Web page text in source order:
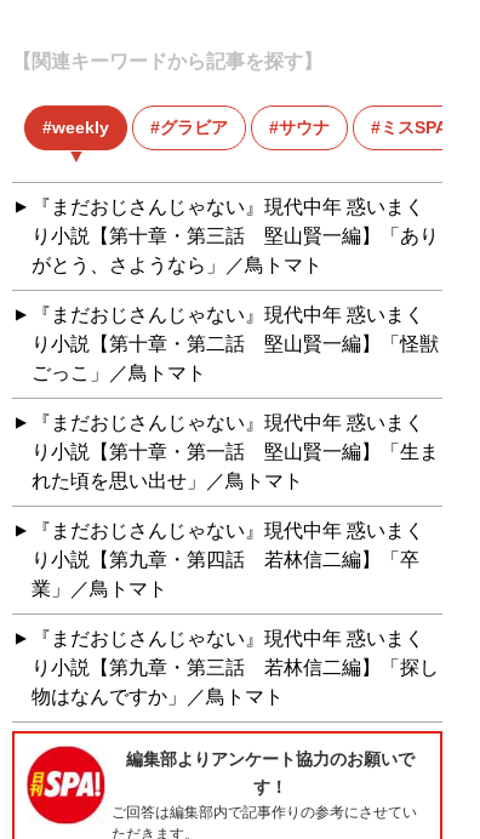
【関連キーワードから記事を探す】
weekly グラビア サウナ ミスSPA
『まだおじさんじゃない』現代中年 惑いまく
り小説【第十章・第三話 堅山賢一編】「あり
がとう、さようなら」／鳥トマト
『まだおじさんじゃない』現代中年 惑いまく
り小説【第十章・第二話 堅山賢一編】「怪獣
ごっこ」／鳥トマト
『まだおじさんじゃない』現代中年 惑いまく
り小説【第十章・第一話 堅山賢一編】「生ま
れた頃を思い出せ」／鳥トマト
『まだおじさんじゃない』現代中年 惑いまく
り小説【第九章・第四話 若林信二編】「卒
業」／鳥トマト
『まだおじさんじゃない』現代中年 惑いまく
り小説【第九章・第三話 若林信二編】「探し
物はなんですか」／鳥トマト